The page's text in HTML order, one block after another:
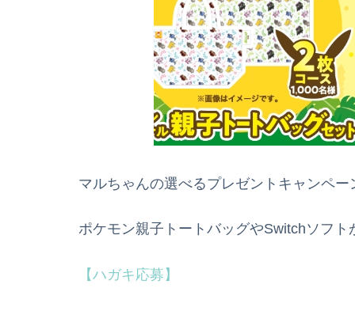
マルちゃんの選べるプレゼントキャンペ
ポケモン親子トートバッグやSwitchソフ
【ハガキ応募】